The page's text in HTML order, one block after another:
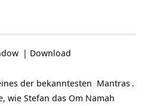
| Download
der bekanntesten Mantras .
wie Stefan das Om Namah